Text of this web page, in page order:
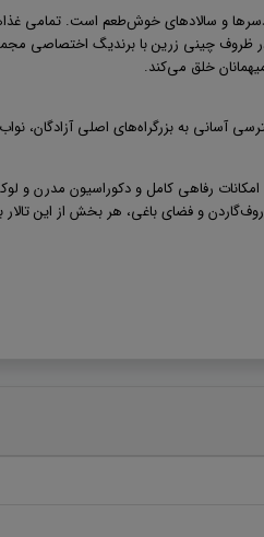
و سالادهای خوش‌طعم است. تمامی
در ظروف چینی زرین با برندیگ اختصاصی
خلق می‌کند.
آسانی به بزرگراه‌های اصلی آزادگان، نواب
رفاهی کامل و دکوراسیون مدرن و
و فضای باغی، هر بخش از این